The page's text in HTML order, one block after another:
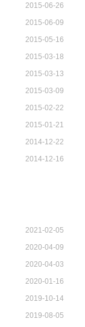
2015-06-26
2015-06-09
2015-05-16
2015-03-18
2015-03-13
2015-03-09
2015-02-22
2015-01-21
2014-12-22
2014-12-16
2021-02-05
2020-04-09
2020-04-03
2020-01-16
2019-10-14
2019-08-05